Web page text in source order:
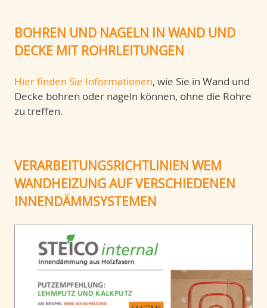
BOHREN UND NAGELN IN WAND UND
DECKE MIT ROHRLEITUNGEN
Hier finden Sie Informationen, wie Sie in Wand und
Decke bohren oder nageln können, ohne die Rohre
zu treffen.
VERARBEITUNGSRICHTLINIEN WEM
WANDHEIZUNG AUF VERSCHIEDENEN
INNENDÄMMSYSTEMEN